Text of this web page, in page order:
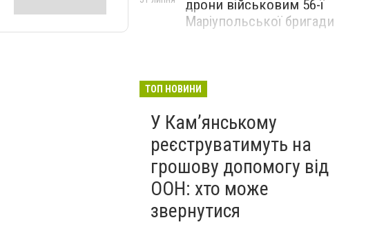
дрони військовим 56-ї
Маріупольської бригади
ТОП НОВИНИ
У Кам’янському
реєструватимуть на
грошову допомогу від
ООН: хто може
звернутися